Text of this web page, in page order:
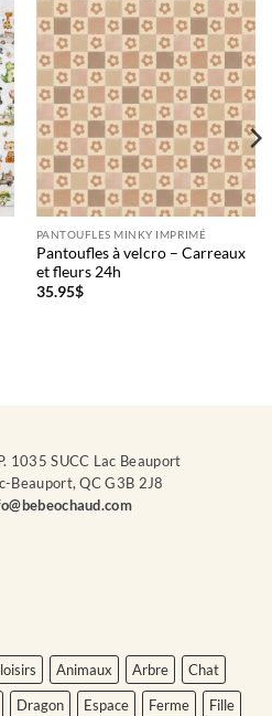
PANTOUFLES MINKY IMPRIMÉ
Pantoufles à velcro – Carreaux
et fleurs 24h
35.95$
1035 SUCC Lac Beauport
Beauport, QC G3B 2J8
Animaux Arbre
Chat
Dragon Espace Ferme
Fille